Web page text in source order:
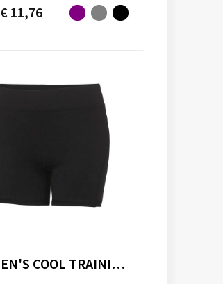
€ 11,76
WOMEN'S COOL TRAINING SHORTS